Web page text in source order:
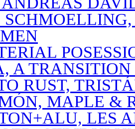
A
RUST,
MAPLE &
LES